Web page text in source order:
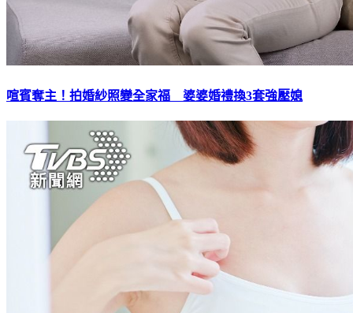
喧賓奪主！拍婚紗照變全家福 婆婆婚禮換3套強壓媳